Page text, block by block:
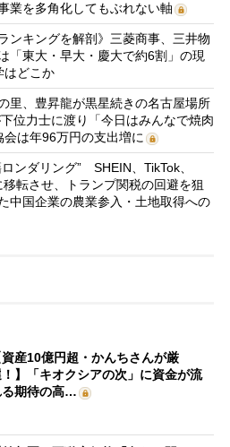
業を多角化してもぶれない軸
ンキングを解剖》三菱商事、三井物
「東大・早大・慶大で約6割」の現
どこか
里、豊昇龍が黒星続きの名古屋場所
位力士に渡り「今日はみんなで焼肉
は年96万円の支出増に
ンダリング” SHEIN、TikTok、
転させ、トランプ関税の回避を狙
国企業の農業参入・土地取得への
資産10億円超・かんちさんが厳
】「キオクシアの次」に資金が流
る期待の高…